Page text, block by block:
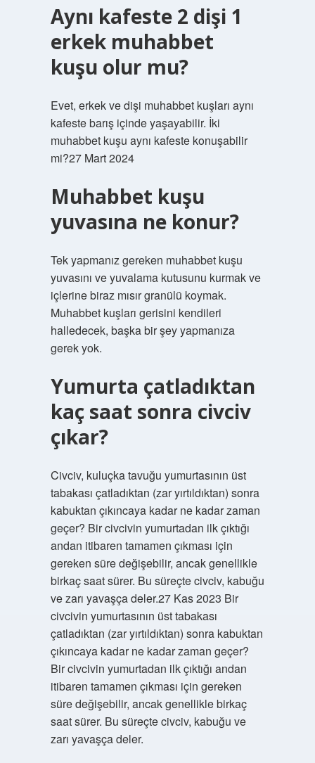
Aynı kafeste 2 dişi 1
erkek muhabbet
kuşu olur mu?
Evet, erkek ve dişi muhabbet kuşları aynı
kafeste barış içinde yaşayabilir. İki
muhabbet kuşu aynı kafeste konuşabilir
mi?27 Mart 2024
Muhabbet kuşu
yuvasına ne konur?
Tek yapmanız gereken muhabbet kuşu
yuvasını ve yuvalama kutusunu kurmak ve
içlerine biraz mısır granülü koymak.
Muhabbet kuşları gerisini kendileri
halledecek, başka bir şey yapmanıza
gerek yok.
Yumurta çatladıktan
kaç saat sonra civciv
çıkar?
Civciv, kuluçka tavuğu yumurtasının üst
tabakası çatladıktan (zar yırtıldıktan) sonra
kabuktan çıkıncaya kadar ne kadar zaman
geçer? Bir civcivin yumurtadan ilk çıktığı
andan itibaren tamamen çıkması için
gereken süre değişebilir, ancak genellikle
birkaç saat sürer. Bu süreçte civciv, kabuğu
ve zarı yavaşça deler.27 Kas 2023 Bir
civcivin yumurtasının üst tabakası
çatladıktan (zar yırtıldıktan) sonra kabuktan
çıkıncaya kadar ne kadar zaman geçer?
Bir civcivin yumurtadan ilk çıktığı andan
itibaren tamamen çıkması için gereken
süre değişebilir, ancak genellikle birkaç
saat sürer. Bu süreçte civciv, kabuğu ve
zarı yavaşça deler.